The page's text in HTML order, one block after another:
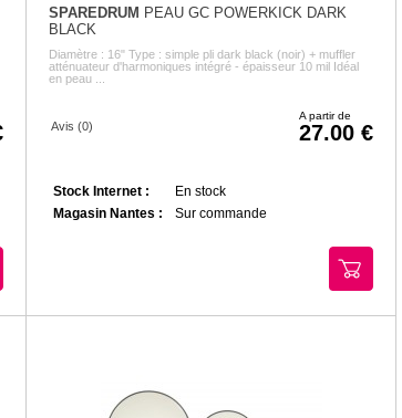
SPAREDRUM PEAU GC POWERKICK DARK
BLACK
Diamètre : 16" Type : simple pli dark black (noir) + muffler
atténuateur d'harmoniques intégré - épaisseur 10 mil Idéal
en peau ...
Avis (0)
A partir de
27.00
Stock Internet :
En stock
Magasin Nantes :
Sur commande